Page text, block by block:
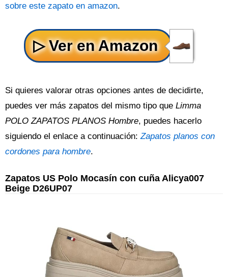
sobre este zapato en amazon.
Si quieres valorar otras opciones antes de decidirte,
puedes ver más zapatos del mismo tipo que Limma
POLO ZAPATOS PLANOS Hombre, puedes hacerlo
siguiendo el enlace a continuación:Zapatos planos con
cordones para hombre.
Zapatos US Polo Mocasín con cuña Alicya007
Beige D26UP07